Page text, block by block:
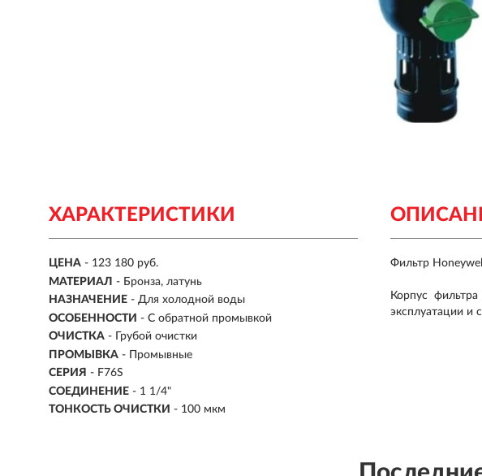
ХАРАКТЕРИСТИКИ
ЦЕНА - 123 180 руб.
МАТЕРИАЛ - Бронза, латунь
НАЗНАЧЕНИЕ - Для холодной воды
ОСОБЕННОСТИ - С обратной промывкой
ОЧИСТКА - Грубой очистки
ПРОМЫВКА - Промывные
СЕРИЯ - F76S
СОЕДИНЕНИЕ - 1 1/4"
ТОНКОСТЬ ОЧИСТКИ - 100 мкм
Фильтр
Корпус
эксплуатации и